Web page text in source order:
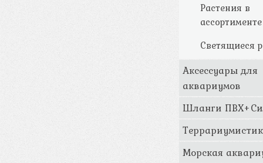
Растения в
ассортименте
Светящиеся
Аксессуары для
аквариумов
Шланги
Морская